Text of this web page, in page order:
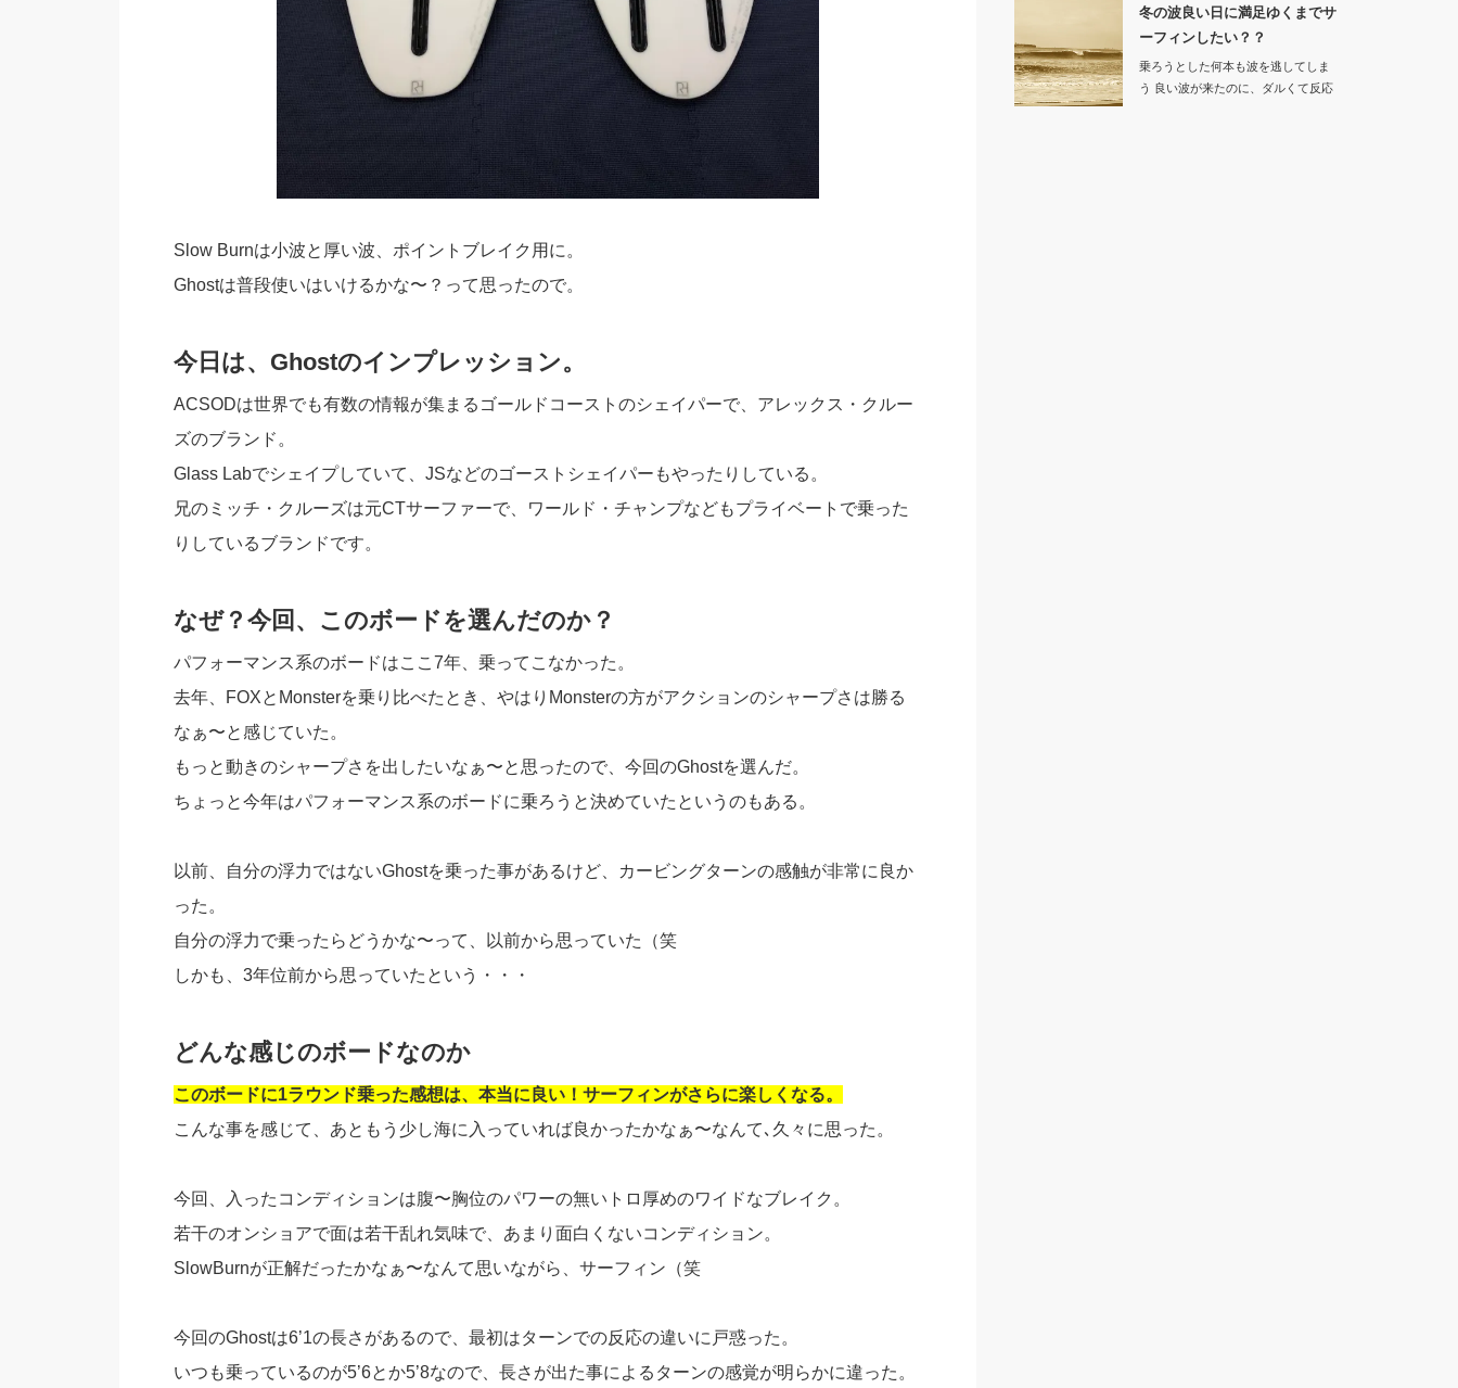
Slow Burnは小波と厚い波、ポイントブレイク用に。
Ghostは普段使いはいけるかな〜？って思ったので。
今日は、Ghostのインプレッション。
ACSODは世界でも有数の情報が集まるゴールドコーストのシェイパーで、アレックス・クルー
ズのブランド。
Glass Labでシェイプしていて、JSなどのゴーストシェイパーもやったりしている。
兄のミッチ・クルーズは元CTサーファーで、ワールド・チャンプなどもプライベートで乗った
りしているブランドです。
なぜ？今回、このボードを選んだのか？
パフォーマンス系のボードはここ7年、乗ってこなかった。
去年、FOXとMonsterを乗り比べたとき、やはりMonsterの方がアクションのシャープさは勝る
なぁ〜と感じていた。
もっと動きのシャープさを出したいなぁ〜と思ったので、今回のGhostを選んだ。
ちょっと今年はパフォーマンス系のボードに乗ろうと決めていたというのもある。
以前、自分の浮力ではないGhostを乗った事があるけど、カービングターンの感触が非常に良か
った。
自分の浮力で乗ったらどうかな〜って、以前から思っていた（笑
しかも、3年位前から思っていたという・・・
どんな感じのボードなのか
このボードに1ラウンド乗った感想は、本当に良い！サーフィンがさらに楽しくなる。
こんな事を感じて、あともう少し海に入っていれば良かったかなぁ〜なんて､久々に思った。
今回、入ったコンディションは腹〜胸位のパワーの無いトロ厚めのワイドなブレイク。
若干のオンショアで面は若干乱れ気味で、あまり面白くないコンディション。
SlowBurnが正解だったかなぁ〜なんて思いながら、サーフィン（笑
今回のGhostは6’1の長さがあるので、最初はターンでの反応の違いに戸惑った。
いつも乗っているのが5’6とか5’8なので、長さが出た事によるターンの感覚が明らかに違った。
冬の波良い日に満足ゆくまでサ
ーフィンしたい？？
乗ろうとした何本も波を逃してしま
う 良い波が来たのに、ダルくて反応